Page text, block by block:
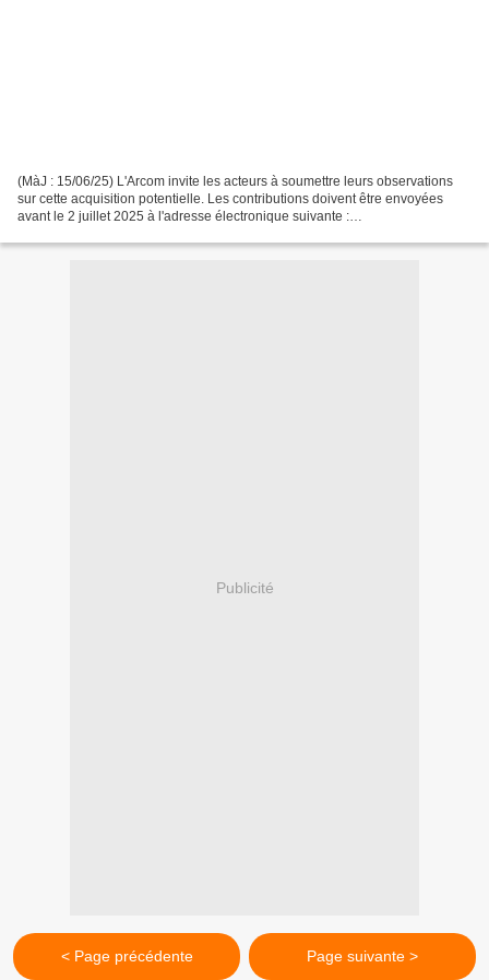
(MàJ : 15/06/25) L'Arcom invite les acteurs à soumettre leurs observations
sur cette acquisition potentielle. Les contributions doivent être envoyées
avant le 2 juillet 2025 à l'adresse électronique suivante :
Publicité
< Page précédente Page suivante >